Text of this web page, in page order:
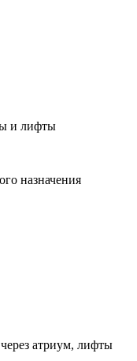
и лифты
назначения
атриум, лифты